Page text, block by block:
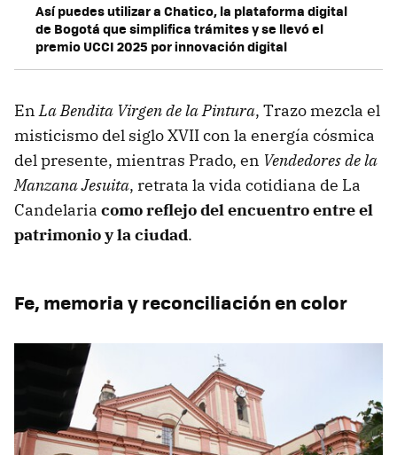
Así puedes utilizar a Chatico, la plataforma digital
de Bogotá que simplifica trámites y se llevó el
premio UCCI 2025 por innovación digital
EnLa Bendita Virgen de la Pintura, Trazo mezcla el
misticismo del siglo XVII con la energía cósmica
del presente, mientras Prado, en Vendedores de la
Manzana Jesuita, retrata la vida cotidiana de La
Candelaria como reflejo del encuentro entre el
patrimonio y la ciudad.
Fe, memoria y reconciliación en color